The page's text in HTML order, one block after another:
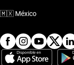
🇲🇽 México